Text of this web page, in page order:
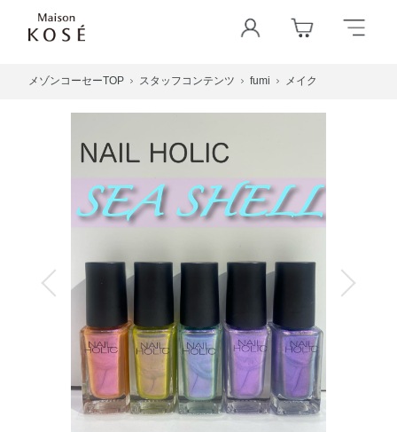
メゾンコーセーTOP スタッフコンテンツ fumi メイク